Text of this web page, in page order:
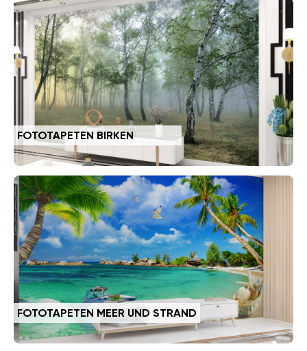
FOTOTAPETEN BIRKEN
FOTOTAPETEN MEER UND STRAND